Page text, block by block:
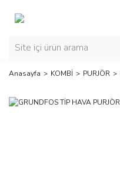
Anasayfa KOMBİ PURJÖR